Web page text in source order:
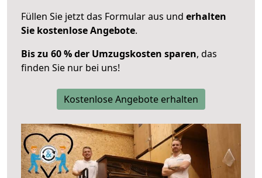
Füllen Sie jetzt das Formular aus und erhalten
Sie kostenlose Angebote.
Bis zu 60 % der Umzugskosten sparen, das
finden Sie nur bei uns!
Kostenlose Angebote erhalten